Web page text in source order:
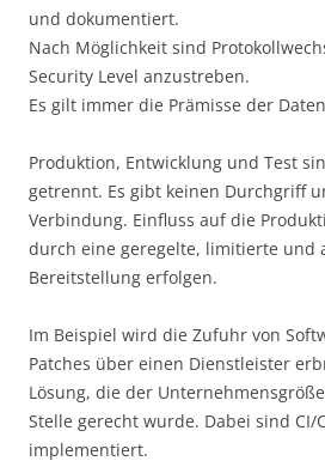
und dokumentiert.
Nach Möglichkeit sind
Security Level anzustreben.
Es gilt immer die Prämisse der
Produktion, Entwicklung und Test
getrennt. Es gibt keinen Durchgriff
Verbindung. Einfluss auf die
durch eine geregelte, limitierte und
Bereitstellung erfolgen.
Im Beispiel wird die Zufuhr von
Patches über einen Dienstleister
Lösung, die der
Stelle gerecht wurde. Dabei sind CI/
implementiert.